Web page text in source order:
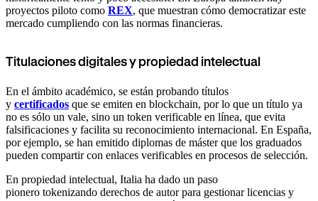
proyectos piloto como REX, que muestran cómo democratizar este
mercado cumpliendo con las normas financieras.
Titulaciones digitales y propiedad intelectual
En el ámbito académico, se están probando títulos
y certificados que se emiten en blockchain, por lo que un título ya
no es sólo un vale, sino un token verificable en línea, que evita
falsificaciones y facilita su reconocimiento internacional. En España,
por ejemplo, se han emitido diplomas de máster que los graduados
pueden compartir con enlaces verificables en procesos de selección.
En propiedad intelectual, Italia ha dado un paso
pionero tokenizando derechos de autor para gestionar licencias y